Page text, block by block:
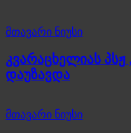
მთავარი ნიუსი
კვარაცხელიას პსჟ
დაუზავდა
მთავარი ნიუსი